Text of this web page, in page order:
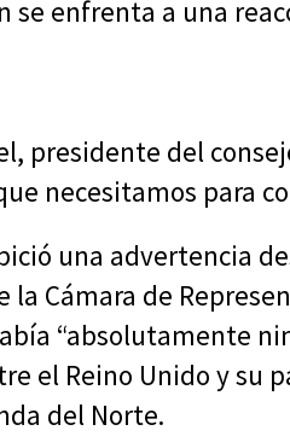
se enfrenta a una
presidente del
necesitamos para
una advertencia
la Cámara de
“absolutamente
el Reino Unido y su
del Norte.